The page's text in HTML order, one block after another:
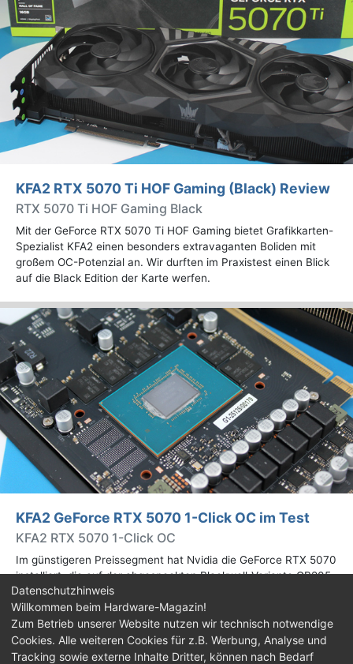
KFA2 RTX 5070 Ti HOF Gaming (Black) Review
RTX 5070 Ti HOF Gaming Black
Mit der GeForce RTX 5070 Ti HOF Gaming bietet Grafikkarten-
Spezialist KFA2 einen besonders extravaganten Boliden mit
großem OC-Potenzial an. Wir durften im Praxistest einen Blick
auf die Black Edition der Karte werfen.
KFA2 GeForce RTX 5070 1-Click OC im Test
KFA2 RTX 5070 1-Click OC
Im günstigeren Preissegment hat Nvidia die GeForce RTX 5070
installiert, die auf der abgespeckten Blackwell-Variante GB205
basiert. Wir haben uns ein Custom-Design von Hersteller KFA2
im Test genauer angesehen.
Impressum| Kontakt |Jobs |Datenschutz |
Datenschutzhinweis
Willkommen beim Hardware-Magazin!
Zum Betrieb unserer Website nutzen wir technisch notwendige
Cookies. Alle weiteren Cookies für z.B. Werbung, Analyse und
Tracking sowie externe Inhalte Dritter, können nach Bedarf